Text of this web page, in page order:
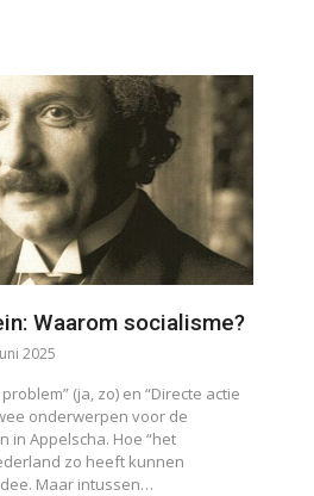
Waarom socialisme?
2025
(ja, zo) en “Directe actie
onderwerpen voor de
in Appelscha. Hoe “het
zo heeft kunnen
Maar intussen…